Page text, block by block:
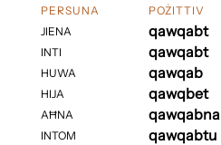
PERSUNA
JIENA
INTI
HUWA
HIJA
AĦNA
INTOM
POŻITTIV
qawqabt
qawqabt
qawqab
qawqbet
qawqabna
qawqabtu